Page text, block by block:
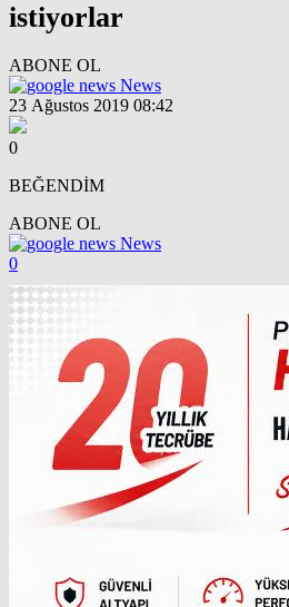
istiyorlar
ABONE OL
News
23 Ağustos 2019 08:42
0
BEĞENDİM
ABONE OL
News
0